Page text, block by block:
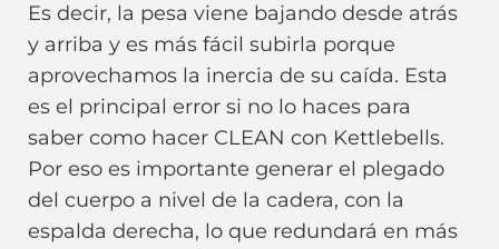
Es decir, la pesa viene bajando desde atrás
y arriba y es más fácil subirla porque
aprovechamos la inercia de su caída. Esta
es el principal error si no lo haces para
saber como hacer CLEAN con Kettlebells.
Por eso es importante generar el plegado
del cuerpo a nivel de la cadera, con la
espalda derecha, lo que redundará en más